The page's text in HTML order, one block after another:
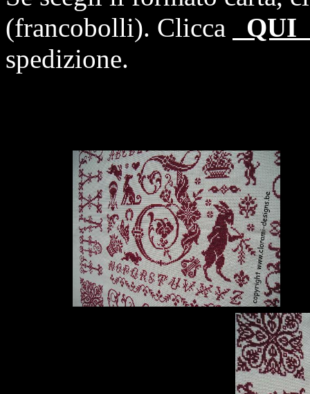
(francobolli). Clicca
spedizione.